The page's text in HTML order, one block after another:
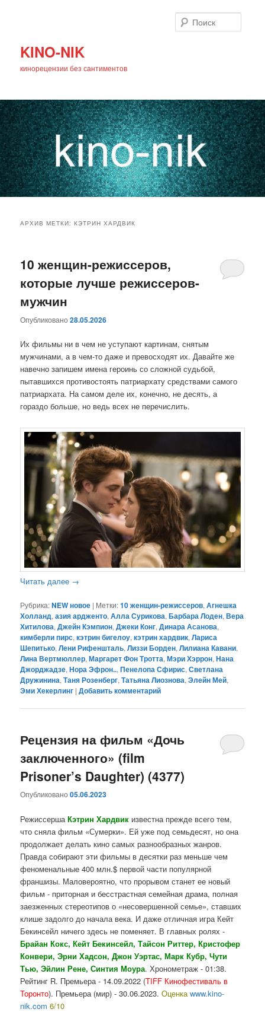
KINO-NIK
кинорецензии без сантиментов
основному
содержимому
дополнительному
содержимому
АРХИВ МЕТКИ:КЭТРИН ХАРДВИК
10 женщин-режиссеров,
которые лучше режиссеров-
мужчин
Опубликовано28.05.2026
Их фильмы ни в чем не уступают картинам, снятым
мужчинами, а в чем-то даже и превосходят их. Давайте же
навечно запишем имена героинь со сложной судьбой,
пытавшихся противостоять патриархату средствами самого
патриархата. На самом деле их, конечно, не десять, а
гораздо больше, но ведь всех не перечислить.
Читать далее →
Рубрика:NEW новое | Метки:10 женщин-режиссеров,Агнешка
Холланд,азия ардженто,Алла Сурикова,Барбара Лоден,Вера
Хитилова,Джейн Кэмпион,Джеки Конг,Динара Асанова,
кимберли пирс,кэтрин бигелоу,кэтрин хардвик,Лариса
Шепитько,Лени Рифеншталь,Лиззи Борден,Лилиана Кавани,
Лина Вертмюллер,Маргарет Фон Тротта,Мэри Хэррон,Нана
Джорджадзе,Нора Эфрон..,Пенелопа Сфирис,Светлана
Дружинина,Таня Розенберг,Татьяна Лиознова,Элейн Мей,
Эми Хекерлинг |Добавить комментарий
Рецензия на фильм «Дочь
заключенного» (film
Prisoner’s Daughter) (4377)
Опубликовано05.06.2023
РежиссершаКэтрин Хардвик известна прежде всего тем,
что сняла фильм «Сумерки». Ей уже под семьдесят, но она
продолжает делать кино самых разнообразных жанров.
Правда собирают эти фильмы в десятки раз меньше чем
феноменальные 400 млн.$ первой части популярной
франшизы. Маловероятно, что прорывом станет ее новый
фильм - приторная и бесстрастная семейная драма, полная
заезженных стереотипов о «несовершенной семье», ставших
клише задолго до начала века. И даже отличная игра Кейт
Бекинсейл ничего здесь не поменяет. В главных ролях -
Брайан Кокс, Кейт Бекинсейл, Тайсон Риттер, Кристофер
Конвери, Эрни Хадсон, Джон Уэртас, Марк Кубр, Чути
Тью, Эйлин Рене, Синтия Моура. Хронометраж - 01:38.
Рейтинг R. Премьера - 14.09.2022 (TIFF Кинофестиваль в
Торонто). Премьера (мир) - 30.06.2023.Оценкаwww.kino-
nik.com 6/10